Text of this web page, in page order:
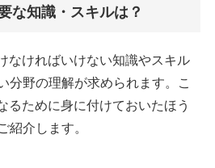
な知識・スキルは？
なければいけない知識やスキル
分野の理解が求められます。こ
るために身に付けておいたほう
介します。